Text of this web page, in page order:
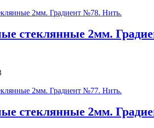
стеклянные 2мм.
стеклянные 2мм.